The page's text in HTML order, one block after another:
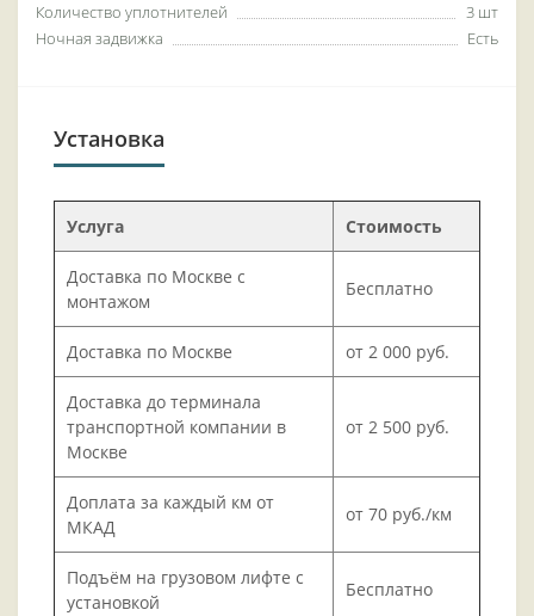
Количество уплотнителей
3 шт
Ночная задвижка
Есть
Установка
Услуга Стоимость
Доставка по Москве с
монтажом
Бесплатно
Доставка по Москве от 2 000 руб.
Доставка до терминала
транспортной компании в
Москве
от 2 500 руб.
Доплата за каждый км от
МКАД
от 70 руб./км
Подъём на грузовом лифте с
установкой
Бесплатно